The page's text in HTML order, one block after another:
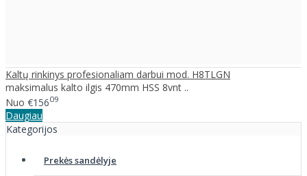
Kaltų rinkinys profesionaliam darbui mod. H8TLGN
maksimalus kalto ilgis 470mm HSS 8vnt ..
Nuo €15609
Daugiau
Kategorijos
Prekės sandėlyje